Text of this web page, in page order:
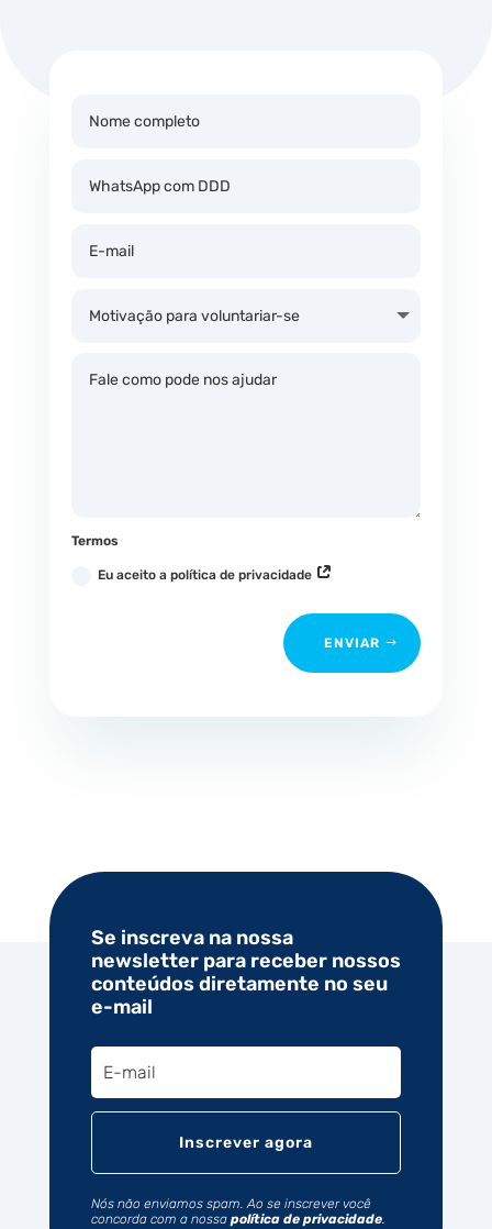
Termos
Eu aceito a política de privacidade
ENVIAR
Se inscreva na nossa
newsletter para receber nossos
conteúdos diretamente no seu
e-mail
Inscrever agora
Nós não enviamos spam. Ao se inscrever você
concorda com a nossa política de privacidade.